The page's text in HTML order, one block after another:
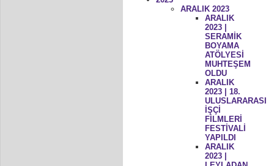
ARALIK 2023
ARALIK
2023 |
SERAMİK
BOYAMA
ATÖLYESİ
MUHTEŞEM
OLDU
ARALIK
2023 | 18.
ULUSLARARASI
İŞÇİ
FİLMLERİ
FESTİVALİ
YAPILDI
ARALIK
2023 |